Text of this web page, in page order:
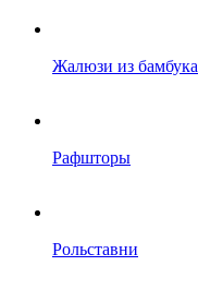
Жалюзи из бамбука
Рафшторы
Рольставни